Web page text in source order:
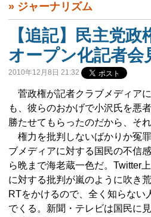
» ジャーナリズム
【追記】民主党
オープン化記者会
2010年12月8日 21:32
菅政権が記者クラブメディア
も、彼らのおかげで小沢氏を悪
勝たせてもらったのだから、そ
権力を批判しないばかりか冤
ブメディアに対する国民の不信
ら晩まで海老蔵一色だ。Twitter
に対する批判が嵐のように吹き
RTをかけるので、全く知らない
でくる。新聞・テレビは国民に